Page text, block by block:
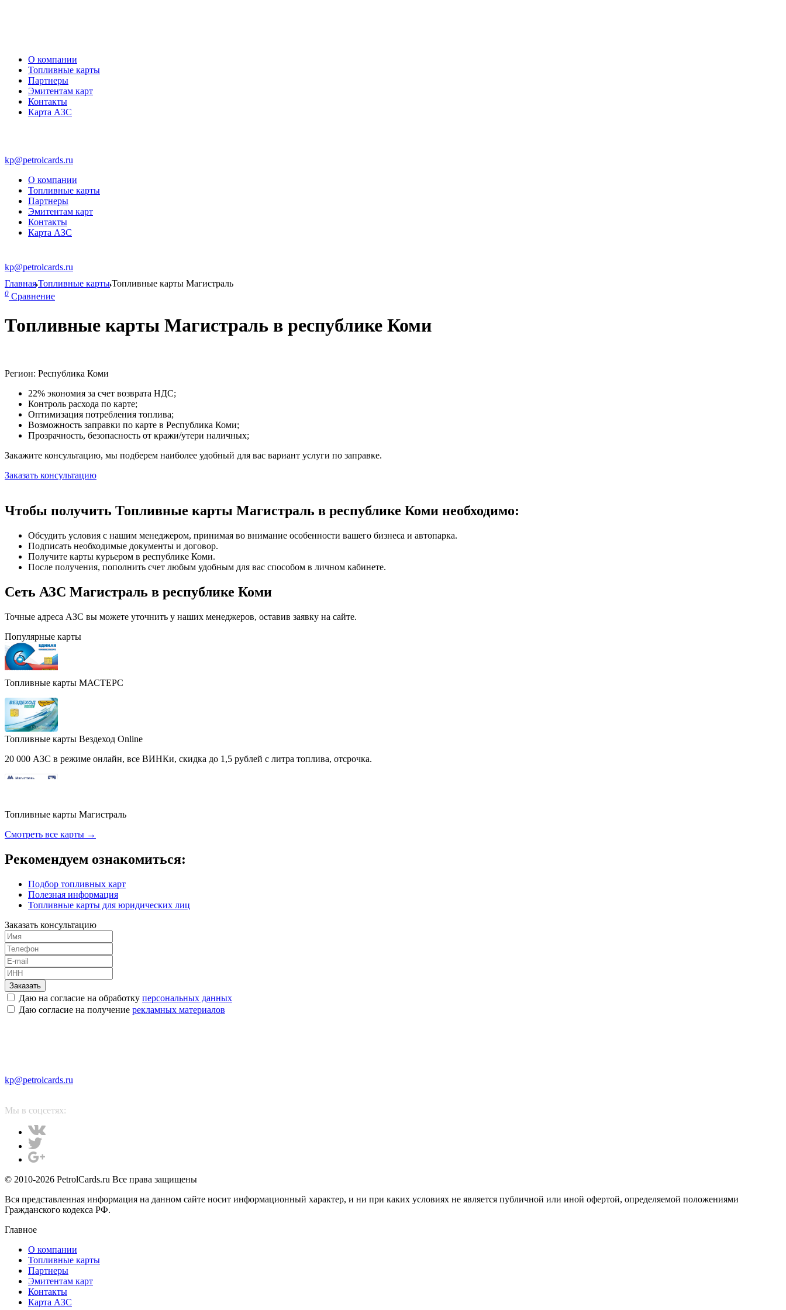
О компании
Топливные карты
Партнеры
Эмитентам карт
Контакты
Карта АЗС
kp@petrolcards.ru
О компании
Топливные карты
Партнеры
Эмитентам карт
Контакты
Карта АЗС
kp@petrolcards.ru
ГлавнаяТопливные картыТопливные карты Магистраль
0 Сравнение
Топливные карты Магистраль в республике Коми
Регион: Республика Коми
22% экономия за счет возврата НДС;
Контроль расхода по карте;
Оптимизация потребления топлива;
Возможность заправки по карте в Республика Коми;
Прозрачность, безопасность от кражи/утери наличных;
Закажите консультацию, мы подберем наиболее удобный для вас вариант услуги по заправке.
Заказать консультацию
Чтобы получить Топливные карты Магистраль в республике Коми необходимо:
Обсудить условия с нашим менеджером, принимая во внимание особенности вашего бизнеса и автопарка.
Подписать необходимые документы и договор.
Получите карты курьером в республике Коми.
После получения, пополнить счет любым удобным для вас способом в личном кабинете.
Сеть АЗС Магистраль в республике Коми
Точные адреса АЗС вы можете уточнить у наших менеджеров, оставив заявку на сайте.
Популярные карты
Топливные карты МАСТЕРС
Топливные карты Вездеход Online
20 000 АЗС в режиме онлайн, все ВИНКи, скидка до 1,5 рублей с литра топлива, отсрочка.
Топливные карты Магистраль
Смотреть все карты →
Рекомендуем ознакомиться:
Подбор топливных карт
Полезная информация
Топливные карты для юридических лиц
Заказать консультацию
Заказать
Даю на согласие на обработку персональных данных
Даю согласие на получение рекламных материалов
kp@petrolcards.ru
Мы в соцсетях:
© 2010-2026 PetrolCards.ru Все права защищены
Вся представленная информация на данном сайте носит информационный характер, и ни при каких условиях не является публичной или иной офертой, определяемой положениями
Гражданского кодекса РФ.
Главное
О компании
Топливные карты
Партнеры
Эмитентам карт
Контакты
Карта АЗС